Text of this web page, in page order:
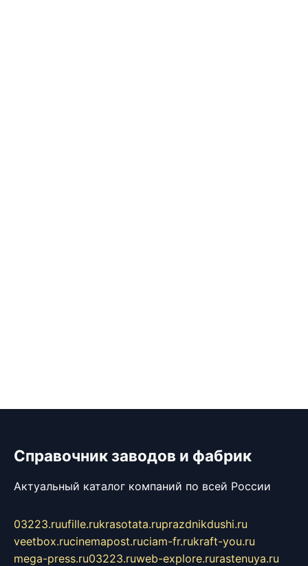
Справочник заводов и фабрик
Актуальный каталог компаний по всей России
03223.ruufille.rukrasotata.ruprazdnikdushi.ru
veetbox.rucinemapost.ruciam-fr.rukraft-you.ru
mega-press.ru03223.ruweb-explore.rurastenuya.ru